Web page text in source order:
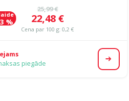
Oriģinālā cena
25,99 €
Cena
22,48 €
Cena par 100 g: 0,2 €
%
piegāde